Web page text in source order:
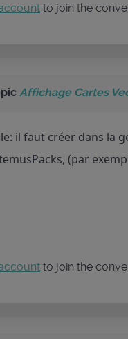
to join the
Affichage Cartes
il faut créer dans la
(par
to join the